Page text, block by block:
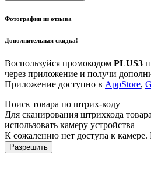
Фотографии из отзыва
Дополнительная скидка!
Воспользуйся промокодом PLUS3
через приложение и получи
Приложение доступно в AppStore,
Поиск товара по штрих-коду
Для сканирования штрихкода
использовать камеру устройства
К сожалению нет доступа к камере.
Разрешить